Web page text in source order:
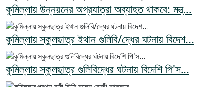
কুমিল্লায় উন্নয়নের অগ্রযাত্রা অব্যাহত থাকবে: মন্ত্...
কুমিল্লায় স্কুলছাত্র ইথান গুলিবি/দ্ধের ঘটনায় বিদেশ...
কুমিল্লায় স্কুলছাত্র গুলিবিদ্ধের ঘটনায় বিদেশি পি'স...